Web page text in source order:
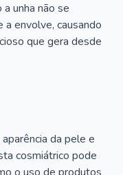
unha não se
envolve, causando
que gera desde
da pele e
cosmiátrico pode